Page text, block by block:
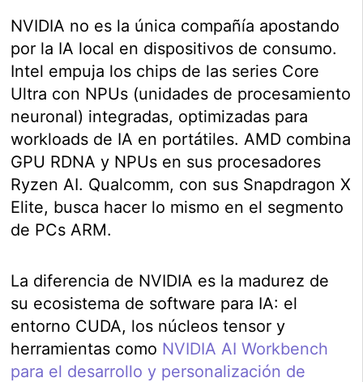
NVIDIA no es la única compañía apostando
por la IA local en dispositivos de consumo.
Intel empuja los chips de las series Core
Ultra con NPUs (unidades de procesamiento
neuronal) integradas, optimizadas para
workloads de IA en portátiles. AMD combina
GPU RDNA y NPUs en sus procesadores
Ryzen AI. Qualcomm, con sus Snapdragon X
Elite, busca hacer lo mismo en el segmento
de PCs ARM.
La diferencia de NVIDIA es la madurez de
su ecosistema de software para IA: el
entorno CUDA, los núcleos tensor y
herramientas como NVIDIA AI Workbench
para el desarrollo y personalización de